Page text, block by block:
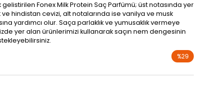
Fonex Milk Protein Saç Parfümü; üst notasında yer
hindistan cevizi, alt notalarında ise vanilya ve musk
yardımcı olur. Saça parlaklık ve yumusaklık vermeye
yer alan ürünlerimizi kullanarak saçın nem dengesinin
%29